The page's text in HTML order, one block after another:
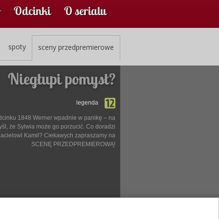
Odcinki O serialu
sceny przedpremierowe
spoty
Niegłupi pomysł?
legenda
1848 Werner wpadnie w panikę – na
że Sylwia może go porzucić. Co doradzi
Kamil? Ciekawych zapraszamy na
SCENĘ PRZEDPREMIEROWĄ!